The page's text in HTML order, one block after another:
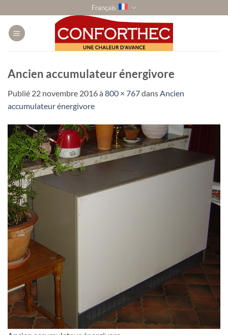
au
contenu
Français
Ancien accumulateur énergivore
Publié 22 novembre 2016à 800 × 767dansAncien
accumulateur énergivore